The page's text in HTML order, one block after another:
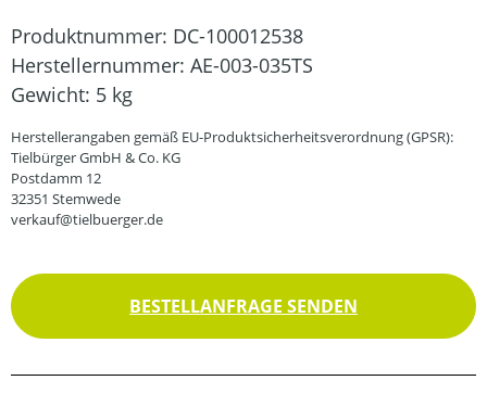
Produktnummer: DC-100012538
Herstellernummer: AE-003-035TS
Gewicht: 5 kg
Herstellerangaben gemäß EU-Produktsicherheitsverordnung (GPSR):
Tielbürger GmbH & Co. KG
Postdamm 12
32351 Stemwede
verkauf@tielbuerger.de
BESTELLANFRAGE SENDEN